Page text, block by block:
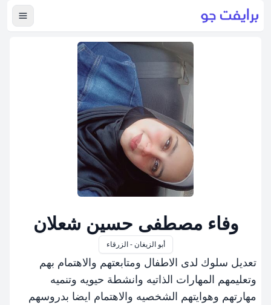
عرض
وفاء مصطفى حسين شعلان
أبو الزيغان - الزرقاء
تعديل سلوك لدى الاطفال ومتابعتهم والاهتمام بهم
وتعليمهم المهارات الذاتيه وانشطة حيويه وتنميه
مهارتهم وهوايتهم الشخصيه والاهتمام ايضا بدروسهم